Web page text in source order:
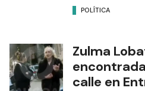
POLÍTICA
Zulma
calle en